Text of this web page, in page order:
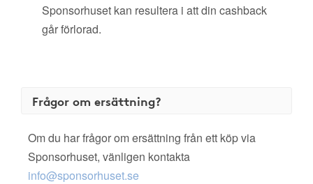
Sponsorhuset kan resultera i att din cashback
går förlorad.
Frågor om ersättning?
Om du har frågor om ersättning från ett köp via
Sponsorhuset, vänligen kontakta
info@sponsorhuset.se